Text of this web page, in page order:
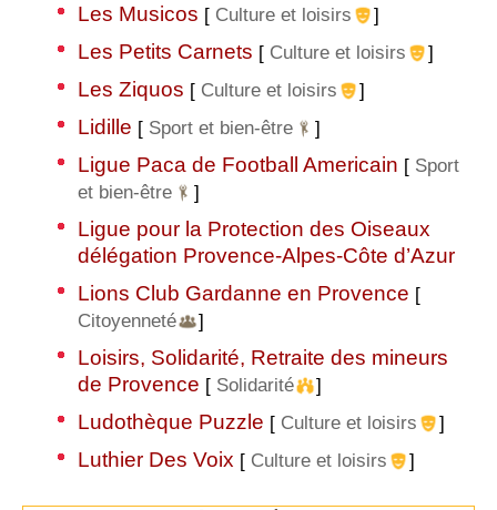
Les Musicos [ Culture et loisirs ]
Les Petits Carnets [ Culture et loisirs ]
Les Ziquos [ Culture et loisirs ]
Lidille [ Sport et bien-être ]
Ligue Paca de Football Americain [ Sport
et bien-être
]
Ligue pour la Protection des Oiseaux
délégation Provence-Alpes-Côte d’Azur
Lions Club Gardanne en Provence [
Citoyenneté
]
Loisirs, Solidarité, Retraite des mineurs
de Provence [ Solidarité ]
Ludothèque Puzzle [ Culture et loisirs ]
Luthier Des Voix [ Culture et loisirs ]